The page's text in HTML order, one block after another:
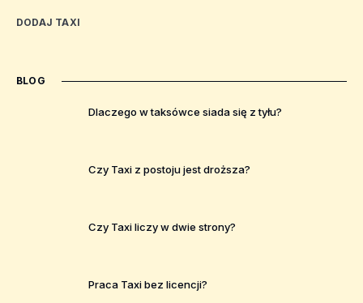
DODAJ TAXI
BLOG
Dlaczego w taksówce siada się z tyłu?
Czy Taxi z postoju jest droższa?
Czy Taxi liczy w dwie strony?
Praca Taxi bez licencji?